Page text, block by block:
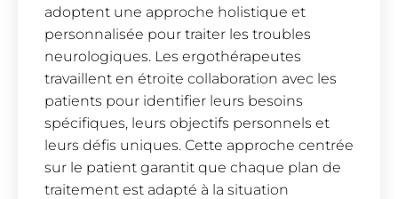
adoptent une approche holistique et
personnalisée pour traiter les troubles
neurologiques. Les ergothérapeutes
travaillent en étroite collaboration avec les
patients pour identifier leurs besoins
spécifiques, leurs objectifs personnels et
leurs défis uniques. Cette approche centrée
sur le patient garantit que chaque plan de
traitement est adapté à la situation